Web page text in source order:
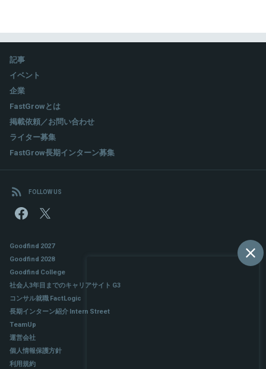
立、M&A/PMI支援、新規事業開発支援、自己投資業務に従事。
2019年4月にJIX CAPITALを設立、同社代表取締役に就任。
記事
イベント
企業
FastGrowとは
掲載依頼／お問い合わせ
ライター募集
FastGrow長期インターン募集
FOLLOW US
Goodfind 2027
Goodfind 2028
Goodfind College
社会人3年目までのキャリアサイト G3
コンサル就職 FactLogic
長期インターン紹介 Intern Street
TeamUp
運営会社
個人情報保護方針
利用規約